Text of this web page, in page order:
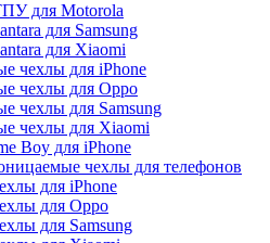
для Motorola
для Samsung
для Xiaomi
чехлы для iPhone
чехлы для Oppo
чехлы для Samsung
чехлы для Xiaomi
Boy для iPhone
чехлы для телефонов
для iPhone
для Oppo
для Samsung